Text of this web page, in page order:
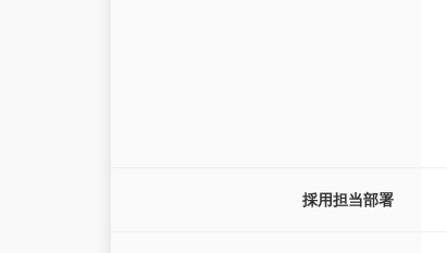
採用担当部署